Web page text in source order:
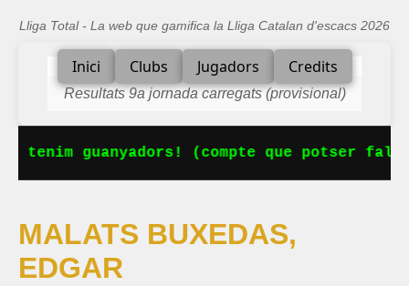
Lliga Total - La web que gamifica la Lliga Catalan d'escacs 2026
Inici Clubs Jugadors Credits
Resultats 9a jornada carregats (provisional)
tenim guanyadors! (compte que potser
MALATS BUXEDAS,
EDGAR